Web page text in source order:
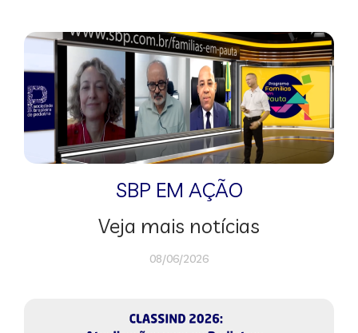
SBP EM AÇÃO
Veja mais notícias
08/06/2026